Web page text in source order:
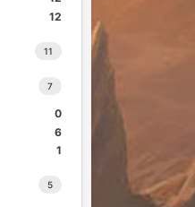
12
11
7
0
6
1
5